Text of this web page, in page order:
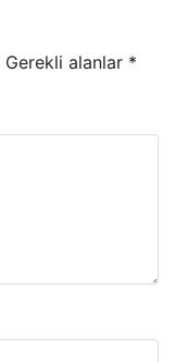
Gerekli alanlar *